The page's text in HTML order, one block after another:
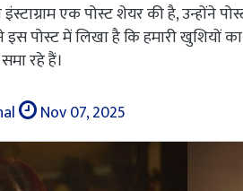
एक पोस्ट शेयर की है, उन्होंने
पोस्ट में लिखा है कि हमारी खुशियों
रहे हैं।
Nov 07, 2025